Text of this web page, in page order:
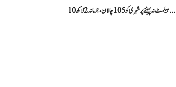
ہیلمٹ نہ پہننے پر شہری کو 105 چالان، جرمانہ 2 لاکھ 10 ...